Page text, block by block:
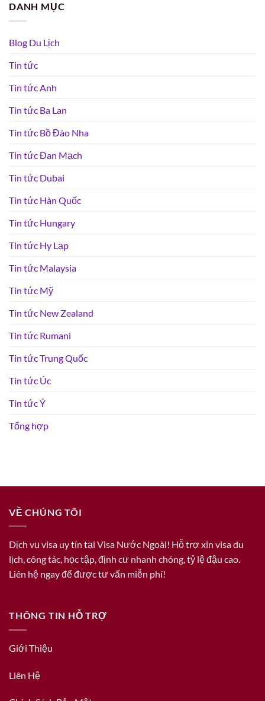
DANH MỤC
Blog Du Lịch
Tin tức
Tin tức Anh
Tin tức Ba Lan
Tin tức Bồ Đào Nha
Tin tức Đan Mạch
Tin tức Dubai
Tin tức Hàn Quốc
Tin tức Hungary
Tin tức Hy Lạp
Tin tức Malaysia
Tin tức Mỹ
Tin tức New Zealand
Tin tức Rumani
Tin tức Trung Quốc
Tin tức Úc
Tin tức Ý
Tổng hợp
VỀ CHÚNG TÔI
Dịch vụ visa uy tín tại Visa Nước Ngoài! Hỗ trợ xin visa du
lịch, công tác, học tập, định cư nhanh chóng, tỷ lệ đậu cao.
Liên hệ ngay để được tư vấn miễn phí!
THÔNG TIN HỖ TRỢ
Giới Thiệu
Liên Hệ